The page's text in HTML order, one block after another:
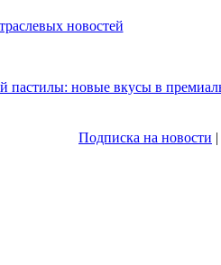
Подписка на новости |